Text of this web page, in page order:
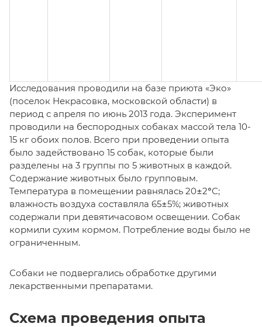
Исследования проводили на базе приюта «Эко»
(поселок Некрасовка, московской области) в
период с апреля по июнь 2013 года. Эксперимент
проводили на беспородных собаках массой тела 10-
15 кг обоих полов. Всего при проведении опыта
было задействовано 15 собак, которые были
разделены на 3 группы по 5 животных в каждой.
Содержание животных было групповым.
Температура в помещении равнялась 20±2°С;
влажность воздуха составляла 65±5%; животных
содержали при девятичасовом освещении. Собак
кормили сухим кормом. Потребление воды было не
ограниченным.
Собаки не подвергались обработке другими
лекарственными препаратами.
Схема проведения опыта